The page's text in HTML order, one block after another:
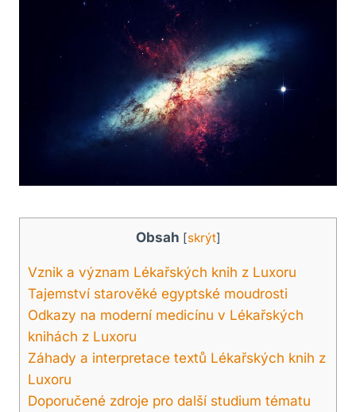
Obsah [skrýt]
Vznik a význam Lékařských knih z Luxoru
Tajemství starověké egyptské moudrosti
Odkazy na moderní medicínu v Lékařských
knihách z Luxoru
Záhady a interpretace textů Lékařských knih z
Luxoru
Doporučené zdroje pro další studium tématu